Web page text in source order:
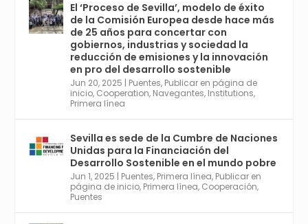
Avata
r
Sevilla World @worldsevilla ·
21 May 2024
Conoce a @mvbim, la empresa sevillana
que ha sido pionera en España en el uso de
la tecnología BIM para digitalizar e
industrializar la arquitectura y la
construcción. Ver su dimensión
internacional en el reportaje de
@juanluispavon1 en @elCorreoWeb :
https://tinyurl.com/yfa2h55p
2 6 Twitter
El ‘Proceso de Sevilla’, modelo de éxito
de la Comisión Europea desde hace más
de 25 años para concertar con
gobiernos, industrias y sociedad la
reducción de emisiones y la innovación
en pro del desarrollo sostenible
Jun 20, 2025 | Puentes, Publicar en página de
inicio, Cooperation, Navegantes, Institutions,
Primera línea
Sevilla es sede de la Cumbre de Naciones
Unidas para la Financiación del
Desarrollo Sostenible en el mundo pobre
Jun 1, 2025 | Puentes, Primera línea, Publicar en
página de inicio, Primera línea, Cooperación,
Puentes